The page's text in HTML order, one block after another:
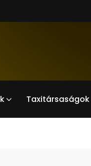
Taxitársaságok